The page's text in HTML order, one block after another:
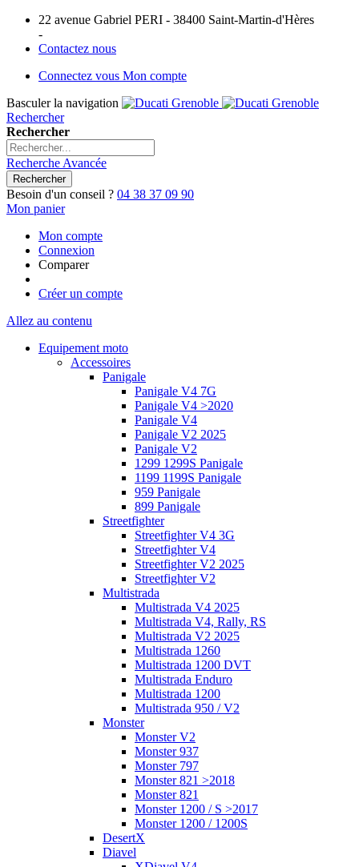
22 avenue Gabriel PERI - 38400 Saint-Martin-d'Hères
-
Contactez nous
Connectez vous Mon compte
Basculer la navigation
Rechercher
Rechercher
Recherche Avancée
Rechercher
Besoin d'un conseil ? 04 38 37 09 90
Mon panier
Mon compte
Connexion
Comparer
Créer un compte
Allez au contenu
Equipement moto
Accessoires
Panigale
Panigale V4 7G
Panigale V4 >2020
Panigale V4
Panigale V2 2025
Panigale V2
1299 1299S Panigale
1199 1199S Panigale
959 Panigale
899 Panigale
Streetfighter
Streetfighter V4 3G
Streetfighter V4
Streetfighter V2 2025
Streetfighter V2
Multistrada
Multistrada V4 2025
Multistrada V4, Rally, RS
Multistrada V2 2025
Multistrada 1260
Multistrada 1200 DVT
Multistrada Enduro
Multistrada 1200
Multistrada 950 / V2
Monster
Monster V2
Monster 937
Monster 797
Monster 821 >2018
Monster 821
Monster 1200 / S >2017
Monster 1200 / 1200S
DesertX
Diavel